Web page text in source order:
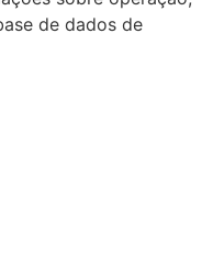
de dados de